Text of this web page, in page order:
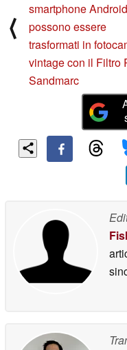
⟨
smartphone Android
possono essere
trasformati in
vintage con il Filtro
Sandmarc